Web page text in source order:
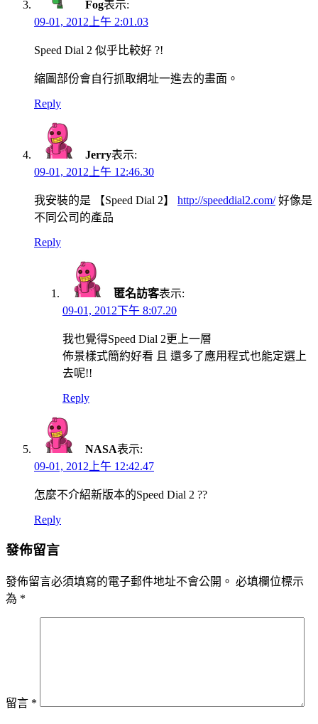
Fog表示:
09-01, 2012上午 2:01.03
Speed Dial 2 似乎比較好 ?!
縮圖部份會自行抓取網址一進去的畫面。
Reply
Jerry表示:
09-01, 2012上午 12:46.30
我安裝的是 【Speed Dial 2】 http://speeddial2.com/好像是
不同公司的產品
Reply
匿名訪客表示:
09-01, 2012下午 8:07.20
我也覺得Speed Dial 2更上一層
佈景樣式簡約好看 且 還多了應用程式也能定選上
去呢!!
Reply
NASA表示:
09-01, 2012上午 12:42.47
怎麼不介紹新版本的Speed Dial 2 ??
Reply
發佈留言
發佈留言必須填寫的電子郵件地址不會公開。 必填欄位標示
為 *
留言 *